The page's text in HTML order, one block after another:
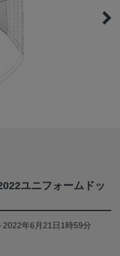
ユニフォームドッ
年6月21日1時59分